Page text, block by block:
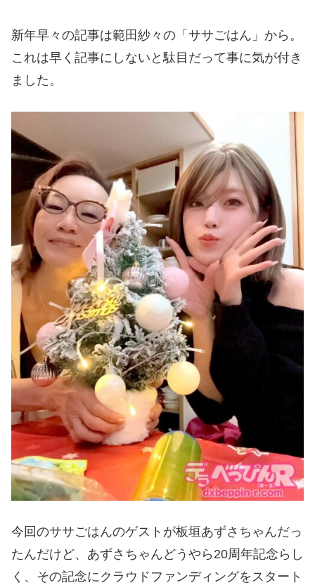
新年早々の記事は範田紗々の「ササごはん」から。
これは早く記事にしないと駄目だって事に気が付き
ました。
今回のササごはんのゲストが板垣あずさちゃんだっ
たんだけど、あずさちゃんどうやら20周年記念らし
く、その記念にクラウドファンディングをスタート